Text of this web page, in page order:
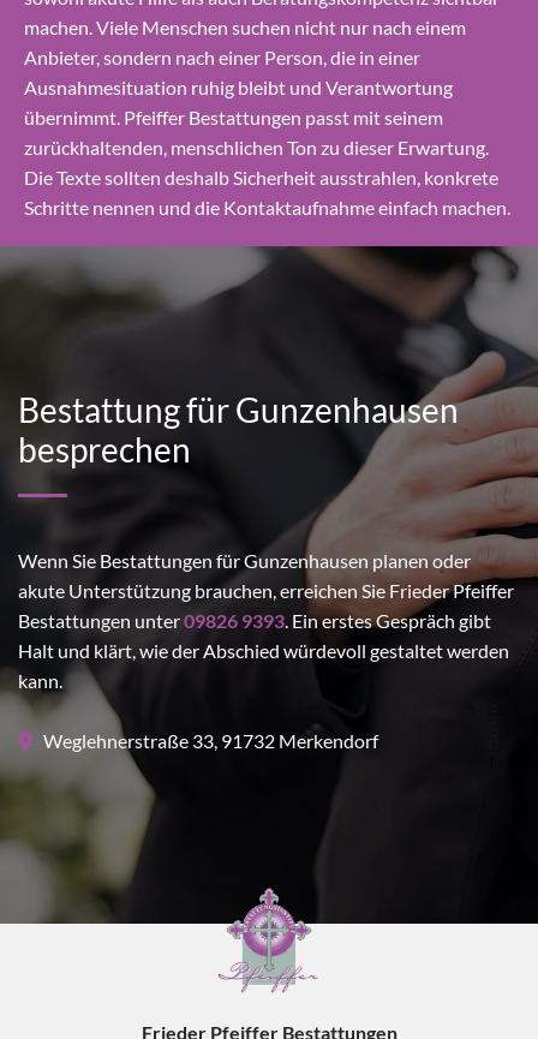
machen. Viele Menschen suchen nicht nur nach einem
Anbieter, sondern nach einer Person, die in einer
Ausnahmesituation ruhig bleibt und Verantwortung
übernimmt. Pfeiffer Bestattungen passt mit seinem
zurückhaltenden, menschlichen Ton zu dieser Erwartung.
Die Texte sollten deshalb Sicherheit ausstrahlen, konkrete
Schritte nennen und die Kontaktaufnahme einfach machen.
Bestattung für Gunzenhausen
besprechen
Wenn Sie Bestattungen für Gunzenhausen planen oder
akute Unterstützung brauchen, erreichen Sie Frieder Pfeiffer
Bestattungen unter09826 9393. Ein erstes Gespräch gibt
Halt und klärt, wie der Abschied würdevoll gestaltet werden
kann.
 Weglehnerstraße 33, 91732 Merkendorf
Frieder Pfeiffer Bestattungen